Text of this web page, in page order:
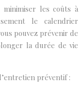
les coûts à
le calendrier
pouvez prévenir de
la durée de vie
préventif :